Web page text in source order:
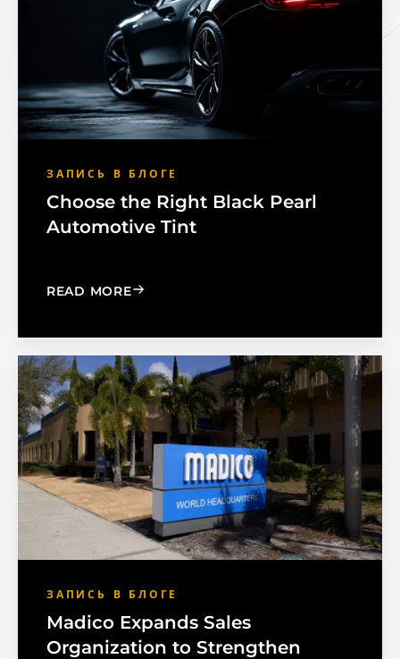
ЗАПИСЬ В БЛОГЕ
Choose the Right Black Pearl
Automotive Tint
READ MORE: CHOOSE THE RIGHT BLACK PEARL
ЗАПИСЬ В БЛОГЕ
Madico Expands Sales
Organization to Strengthen